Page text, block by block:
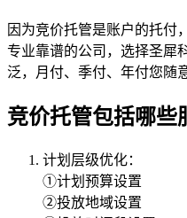
因为竞价托管是账户的托付
专业靠谱的公司，选择圣犀
泛，月付、季付、年付您随
竞价托管包括哪些
计划层级优化：
①计划预算设置
②投放地域设置